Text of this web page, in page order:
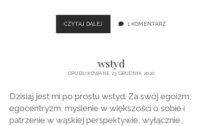
CZYTAJ DALEJ (PRAWIE)
NAJWIĘKSZA
ROKU
1 KOMENTARZ
wstyd
OPUBLIKOWANE 23 GRUDNIA 2020
Dzisiaj jest mi po prostu wstyd. Za swój egoizm,
egocentryzm, myślenie w większości o sobie i
patrzenie w wąskiej perspektywie, wyłącznie,